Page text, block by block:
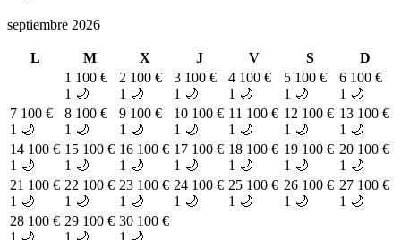
septiembre 2026
L M X J V S
D
1 100 €
1 🌙
2 100 €
1 🌙
3 100 €
1 🌙
4 100 €
1 🌙
5 100 €
1 🌙
6 100 €
1 🌙
7 100 €
1 🌙
8 100 €
1 🌙
9 100 €
1 🌙
10 100 €
1 🌙
11 100 €
1 🌙
12 100 €
1 🌙
13 100 €
1 🌙
14 100 €
1 🌙
15 100 €
1 🌙
16 100 €
1 🌙
17 100 €
1 🌙
18 100 €
1 🌙
19 100 €
1 🌙
20 100 €
1 🌙
21 100 €
1 🌙
22 100 €
1 🌙
23 100 €
1 🌙
24 100 €
1 🌙
25 100 €
1 🌙
26 100 €
1 🌙
27 100 €
1 🌙
28 100 €
1 🌙
29 100 €
1 🌙
30 100 €
1 🌙